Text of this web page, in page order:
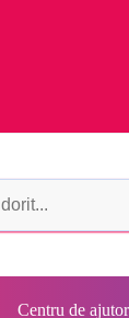
Centru de ajutor